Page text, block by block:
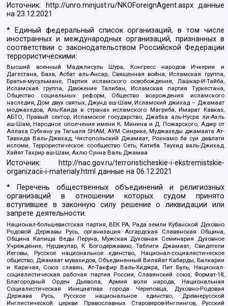
Источник: http://unro.minjust.ru/NKOForeignAgent.aspxданные
на23.12.2021
* Единый федеральный список организаций, в том числе
иностранных и международных организаций, признанных в
соответствии с законодательством Российской Федерации
террористическими:
Высший военный Маджлисуль Шура, Конгресс народов Ичкерии и
Дагестана, База, Асбат аль-Ансар, Священная война, Исламская группа,
Братья-мусульмане, Партия исламского освобождения, Лашкар-И-Тайба,
Исламская группа, Движение Талибан, Исламская партия Туркестана,
Общество социальных реформ, Общество возрождения исламского
наследия, Дом двух святых, Джунд аш-Шам, Исламский джихад – Джамаат
моджахедов, Аль-Каида в странах исламского Магриба, Имарат Кавказ,
АБТО, Правый сектор, Исламское государство, Джабха аль-Нусра ли-Ахль
аш-Шам, Народное ополчение имени К. Минина и Д. Пожарского, Аджр от
Аллаха Субхану уа Тагьаля SHAM, АУМ Синрике, Муджахеды джамаата Ат-
Тавхида Валь-Джихад, Чистопольский Джамаат, Рохнамо ба суи давлати
исломи, Террористическое сообщество Сеть, Катиба Таухид валь-Джихад,
Хайят Тахрир аш-Шам, Ахлю Сунна Валь Джамаа
Источник:
http://nac.gov.ru/terroristicheskie-i-ekstremistskie-
organizacii-i-materialy.html данные на06.12.2021
* Перечень общественных объединений и религиозных
организаций в отношении которых судом принято
вступившее в законную силу решение о ликвидации или
запрете деятельности:
Национал-большевистская партия, ВЕК РА, Рада земли Кубанской Духовно
Родовой Державы Русь, организация Асгардская Славянская Община,
Община Капища Веды Перуна, Мужская Духовная Семинария Духовное
Учреждение, Нурджулар, К Богодержавию, Таблиги Джамаат, Свидетели
Иеговы, Русское национальное единство, Национал-социалистическое
общество, Джамаат мувахидов, Объединенный Вилайат Кабарды, Балкарии
и Карачая, Союз славян, Ат-Такфир Валь-Хиджра, Пит Буль, Национал-
социалистическая рабочая партия России, Славянский союз, Формат-18,
Благородный Орден Дьявола, Армия воли народа, Национальная
Социалистическая Инициатива города Череповца, Духовно-Родовая
Держава Русь, Русское национальное единство, Древнерусской
Инглистической церкви Православных Староверов-Инглингов, Русский